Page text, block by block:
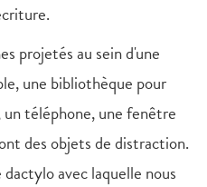
projetés au sein d'une
une bibliothèque pour
un téléphone, une fenêtre
des objets de distraction.
avec laquelle nous